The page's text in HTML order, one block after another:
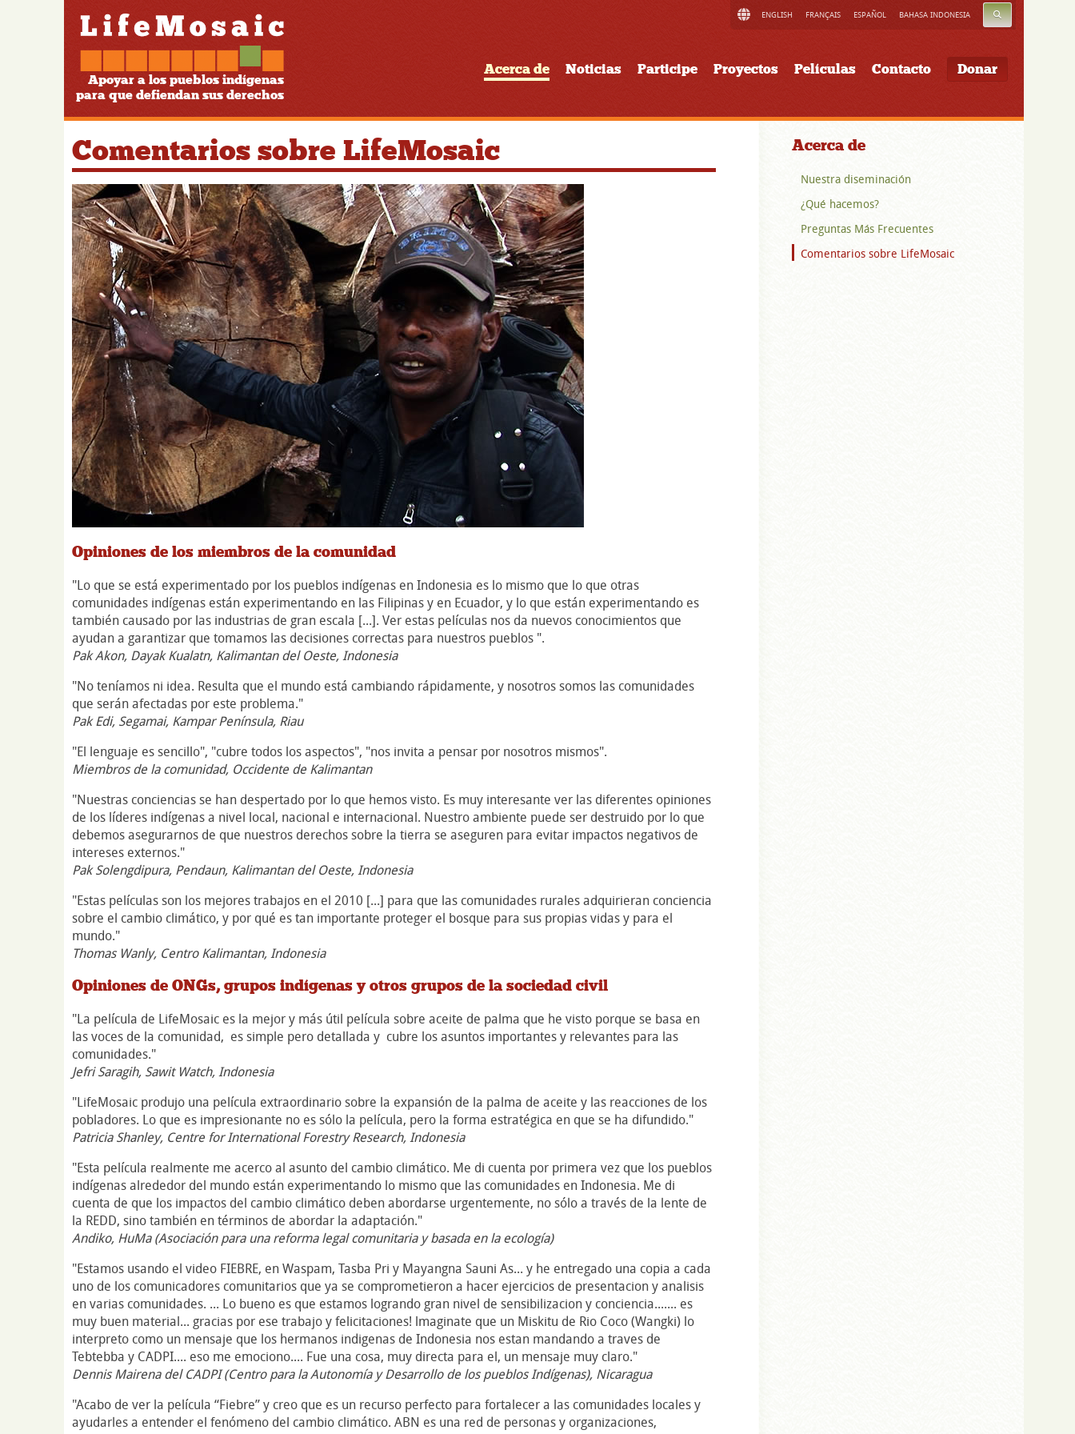
Apoyar a los pueblos indígenas
para que defiendan sus derechos
ENGLISH FRANÇAIS ESPAÑOL BAHASA INDONESIA BUSCAR
Acerca de Noticias Participe Proyectos Películas Contacto Donar
Comentarios sobre LifeMosaic
Opiniones de los miembros de la comunidad
"Lo que se está experimentado por los pueblos indígenas en Indonesia es lo mismo que lo que otras
comunidades indígenas están experimentando en las Filipinas y en Ecuador, y lo que están experimentando es
también causado por las industrias de gran escala [...]. Ver estas películas nos da nuevos conocimientos que
ayudan a garantizar que tomamos las decisiones correctas para nuestros pueblos ".
Pak Akon, Dayak Kualatn, Kalimantan del Oeste, Indonesia
"No teníamos ni idea. Resulta que el mundo está cambiando rápidamente, y nosotros somos las comunidades
que serán afectadas por este problema."
Pak Edi, Segamai, Kampar Península, Riau
"El lenguaje es sencillo", "cubre todos los aspectos", "nos invita a pensar por nosotros mismos".
Miembros de la comunidad, Occidente de Kalimantan
"Nuestras conciencias se han despertado por lo que hemos visto. Es muy interesante ver las diferentes opiniones
de los líderes indígenas a nivel local, nacional e internacional. Nuestro ambiente puede ser destruido por lo que
debemos asegurarnos de que nuestros derechos sobre la tierra se aseguren para evitar impactos negativos de
intereses externos."
Pak Solengdipura, Pendaun, Kalimantan del Oeste, Indonesia
"Estas películas son los mejores trabajos en el 2010 [...] para que las comunidades rurales adquirieran conciencia
sobre el cambio climático, y por qué es tan importante proteger el bosque para sus propias vidas y para el
mundo."
Thomas Wanly, Centro Kalimantan, Indonesia
Opiniones de ONGs, grupos indígenas y otros grupos de la sociedad civil
"La película de LifeMosaic es la mejor y más útil película sobre aceite de palma que he visto porque se basa en
las voces de la comunidad, es simple pero detallada y cubre los asuntos importantes y relevantes para las
comunidades."
Jefri Saragih, Sawit Watch, Indonesia
"LifeMosaic produjo una película extraordinario sobre la expansión de la palma de aceite y las reacciones de los
pobladores. Lo que es impresionante no es sólo la película, pero la forma estratégica en que se ha difundido."
Patricia Shanley, Centre for International Forestry Research, Indonesia
"Esta película realmente me acerco al asunto del cambio climático. Me di cuenta por primera vez que los pueblos
indígenas alrededor del mundo están experimentando lo mismo que las comunidades en Indonesia. Me di
cuenta de que los impactos del cambio climático deben abordarse urgentemente, no sólo a través de la lente de
la REDD, sino también en términos de abordar la adaptación."
Andiko, HuMa (Asociación para una reforma legal comunitaria y basada en la ecología)
"Estamos usando el video FIEBRE, en Waspam, Tasba Pri y Mayangna Sauni As... y he entregado una copia a cada
uno de los comunicadores comunitarios que ya se comprometieron a hacer ejercicios de presentacion y analisis
en varias comunidades. ... Lo bueno es que estamos logrando gran nivel de sensibilizacion y conciencia....... es
muy buen material... gracias por ese trabajo y felicitaciones! lmaginate que un Miskitu de Rio Coco (Wangki) lo
interpreto como un mensaje que los hermanos indigenas de Indonesia nos estan mandando a traves de
Tebtebba y CADPI.... eso me emociono.... Fue una cosa, muy directa para el, un mensaje muy claro."
Dennis Mairena del CADPI (Centro para la Autonomía y Desarrollo de los pueblos Indígenas), Nicaragua
"Acabo de ver la película “Fiebre” y creo que es un recurso perfecto para fortalecer a las comunidades locales y
ayudarles a entender el fenómeno del cambio climático. ABN es una red de personas y organizaciones,
Acerca de
Nuestra diseminación
¿Qué hacemos?
Preguntas Más Frecuentes
Comentarios sobre LifeMosaic